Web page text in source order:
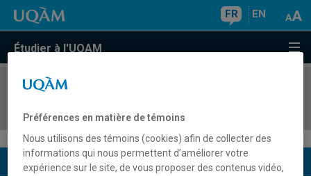
FR EN
Étudier à l'UQAM
COURS//
Description du cours
Préférences en matière de témoins
Nous utilisons des témoins (cookies) afin de collecter des
informations qui nous permettent d’améliorer votre
expérience sur le site, de vous proposer des contenus vidéo,